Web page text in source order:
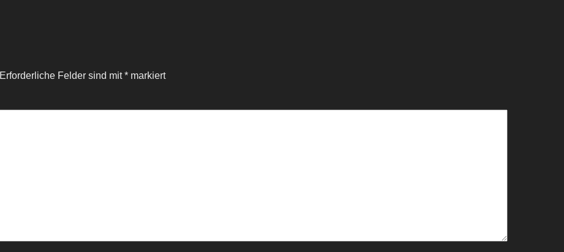
Erforderliche Felder sind mit* markiert